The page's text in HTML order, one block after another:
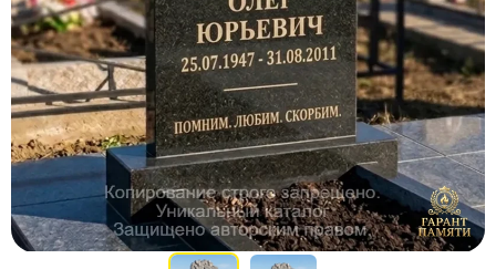
Детские памятники
Памятники Мусульманские
Памятники Армянские
Европейские памятники
Памятники "Клипарт"
Семейные памятники ( памятники на двоих )
Памятники в форме креста
Зеркальные памятники